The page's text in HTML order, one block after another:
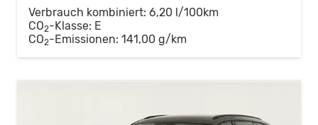
Verbrauch kombiniert: 6,20 l/100km
CO2-Klasse: E
CO2-Emissionen: 141,00 g/km